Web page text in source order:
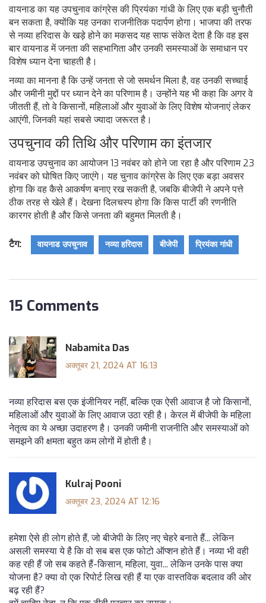
वायनाड का यह उपचुनाव कांग्रेस की प्रियंका गांधी के लिए एक बड़ी चुनौती
बन सकता है, क्योंकि यह उनका राजनीतिक पदार्पण होगा। भाजपा की तरफ
से नव्या हरिदास के खड़े होने का मकसद यह साफ संकेत देता है कि वह इस
बार वायनाड में जनता की सहभागिता और उनकी समस्याओं के समाधान पर
विशेष ध्यान देना चाहती है।
नव्या का मानना है कि उन्हें जनता से जो समर्थन मिला है, वह उनकी सच्चाई
और जमीनी मुद्दों पर ध्यान देने का परिणाम है। उन्होंने यह भी कहा कि अगर वे
जीतती हैं, तो वे किसानों, महिलाओं और युवाओं के लिए विशेष योजनाएं लेकर
आएंगी, जिनकी यहां सबसे ज्यादा जरूरत है।
उपचुनाव की तिथि और परिणाम का इंतजार
वायनाड उपचुनाव का आयोजन 13 नवंबर को होने जा रहा है और परिणाम 23
नवंबर को घोषित किए जाएंगे। यह चुनाव कांग्रेस के लिए एक बड़ा अवसर
होगा कि वह कैसे आकर्षण बनाए रख सकती है, जबकि बीजेपी ने अपने पत्ते
ठीक तरह से खेले हैं। देखना दिलचस्प होगा कि किस पार्टी की रणनीति
कारगर होती है और किसे जनता की बहुमत मिलती है।
टैग: वायनाड उपचुनाव नव्या हरिदास बीजेपी प्रियंका गांधी
15 Comments
Nabamita Das
अक्तूबर 21, 2024 AT 16:13
नव्या हरिदास बस एक इंजीनियर नहीं, बल्कि एक ऐसी आवाज है जो किसानों,
महिलाओं और युवाओं के लिए आवाज उठा रही है। केरल में बीजेपी के महिला
नेतृत्व का ये अच्छा उदाहरण है। उनकी जमीनी राजनीति और समस्याओं को
समझने की क्षमता बहुत कम लोगों में होती है।
Kulraj Pooni
अक्तूबर 23, 2024 AT 12:16
हमेशा ऐसे ही लोग होते हैं, जो बीजेपी के लिए नए चेहरे बनाते हैं... लेकिन
असली समस्या ये है कि वो सब बस एक फोटो ऑप्शन होते हैं। नव्या भी वही
कह रही हैं जो सब कहते हैं-किसान, महिला, युवा... लेकिन उनके पास क्या
योजना है? क्या वो एक रिपोर्ट लिख रही हैं या एक वास्तविक बदलाव की ओर
बढ़ रही हैं?